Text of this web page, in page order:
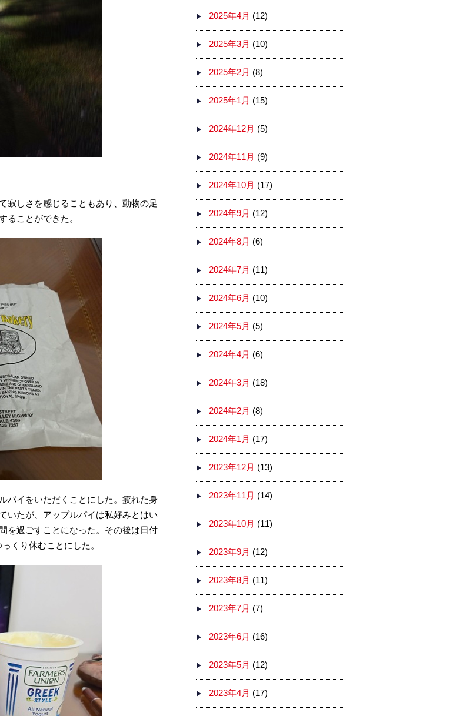
寂しさを感じることもあり、動物の足
ることができた。
パイをいただくことにした。疲れた身
いたが、アップルパイは私好みとはい
を過ごすことになった。その後は日付
くり休むことにした。
2025年4月 (12)
2025年3月 (10)
2025年2月 (8)
2025年1月 (15)
2024年12月 (5)
2024年11月 (9)
2024年10月 (17)
2024年9月 (12)
2024年8月 (6)
2024年7月 (11)
2024年6月 (10)
2024年5月 (5)
2024年4月 (6)
2024年3月 (18)
2024年2月 (8)
2024年1月 (17)
2023年12月 (13)
2023年11月 (14)
2023年10月 (11)
2023年9月 (12)
2023年8月 (11)
2023年7月 (7)
2023年6月 (16)
2023年5月 (12)
2023年4月 (17)